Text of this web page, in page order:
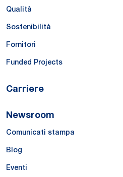
Qualità
Sostenibilità
Fornitori
Funded Projects
Carriere
Newsroom
Comunicati stampa
Blog
Eventi